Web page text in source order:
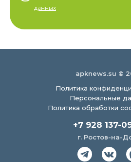
данных
apknews.su ©
Политика
Персональные
Политика обработки
+7 928 137-
г. Ростов-на-